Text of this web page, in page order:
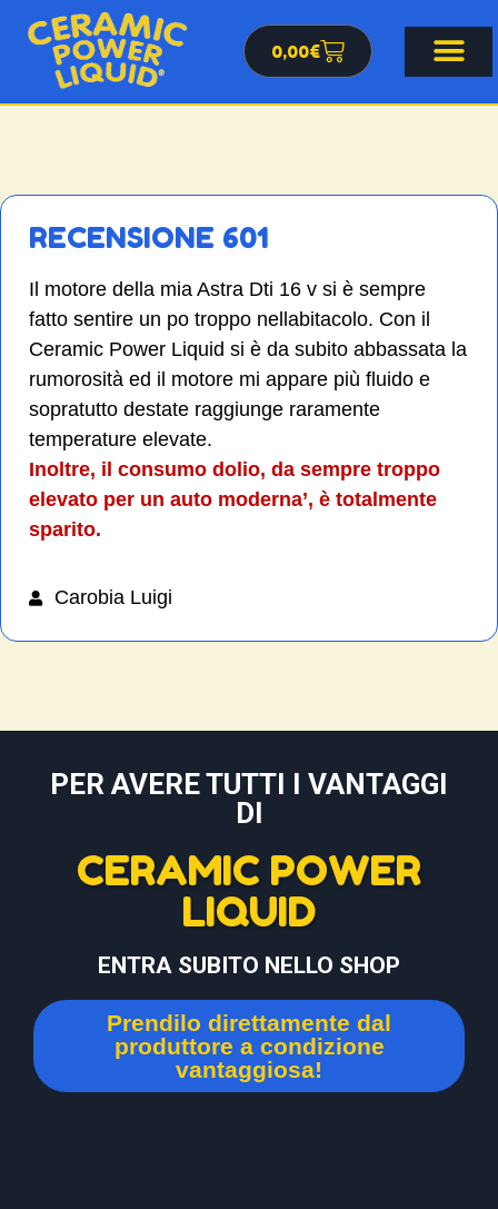
0,00€
RECENSIONE 601
Il motore della mia Astra Dti 16 v si è sempre
fatto sentire un po troppo nellabitacolo. Con il
Ceramic Power Liquid si è da subito abbassata la
rumorosità ed il motore mi appare più fluido e
sopratutto destate raggiunge raramente
temperature elevate.
Inoltre, il consumo dolio, da sempre troppo
elevato per un auto moderna’, è totalmente
sparito.
Carobia Luigi
PER AVERE TUTTI I VANTAGGI
DI
CERAMIC POWER
LIQUID
ENTRA SUBITO NELLO SHOP
Prendilo direttamente dal
produttore a condizione
vantaggiosa!